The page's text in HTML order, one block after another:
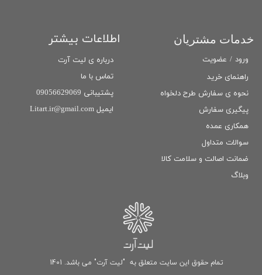
راهنمای خرید
نحوه ی سفارش طرح دلخواه
پیگیری سفارش
همکاری عمده
سوالات متداول
ضمانت اصالت و سلامت كالا
وبلاگ
خدمات مشتریان اطلاعات بیشتر
درباره ی لیت آرت
تماس با ما
پشتیبانی 09056629069
ایمیل Litart.ir@gmail.com
تمام حقوق این سایت متعلق به "لیت آرت" می باشد. 1401
ورود / عضویت